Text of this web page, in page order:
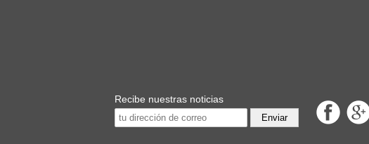
Recibe nuestras noticias
Enviar